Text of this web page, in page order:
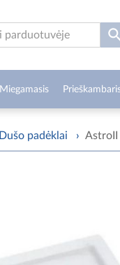
Miegamasis
Dušo padėklai › AstroII